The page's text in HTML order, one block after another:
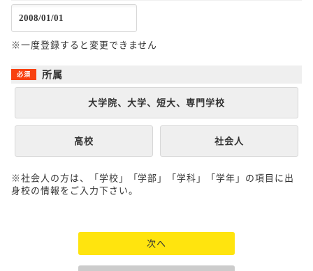
※一度登録すると変更できません
所属
大学院、大学、短大、専門学校
高校 社会人
※社会人の方は、「学校」「学部」「学科」「学年」の項目に出
身校の情報をご入力下さい。
次へ